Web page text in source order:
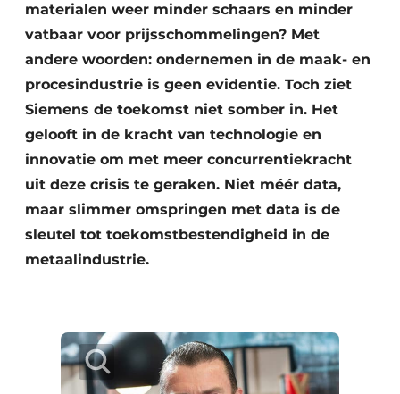
materialen weer minder schaars en minder
vatbaar voor prijsschommelingen? Met
andere woorden: ondernemen in de maak- en
procesindustrie is geen evidentie. Toch ziet
Siemens de toekomst niet somber in. Het
gelooft in de kracht van technologie en
innovatie om met meer concurrentiekracht
uit deze crisis te geraken. Niet méér data,
maar slimmer omspringen met data is de
sleutel tot toekomstbestendigheid in de
metaalindustrie.